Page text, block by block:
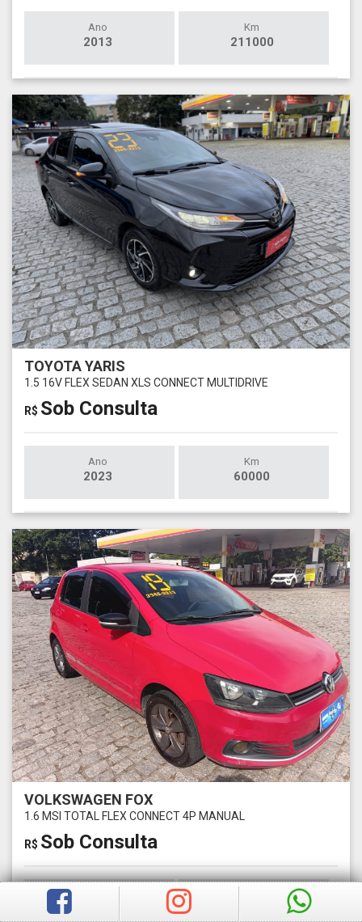
Ano
2013
Km
211000
TOYOTA YARIS
1.5 16V FLEX SEDAN XLS CONNECT MULTIDRIVE
R$ Sob Consulta
Ano
2023
Km
60000
VOLKSWAGEN FOX
1.6 MSI TOTAL FLEX CONNECT 4P MANUAL
R$ Sob Consulta